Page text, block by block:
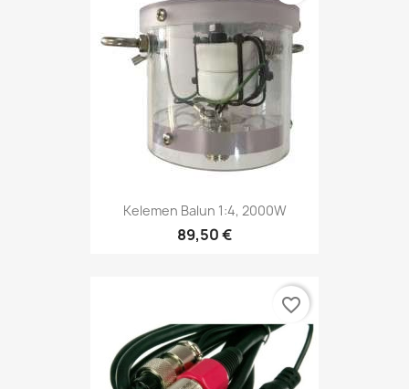
Kelemen Balun 1:4, 2000W
89,50 €
favorite_border